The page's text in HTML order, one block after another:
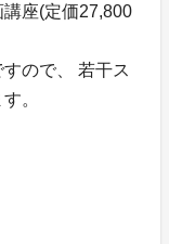
講座(定価27,800
ので、 若干ス
。